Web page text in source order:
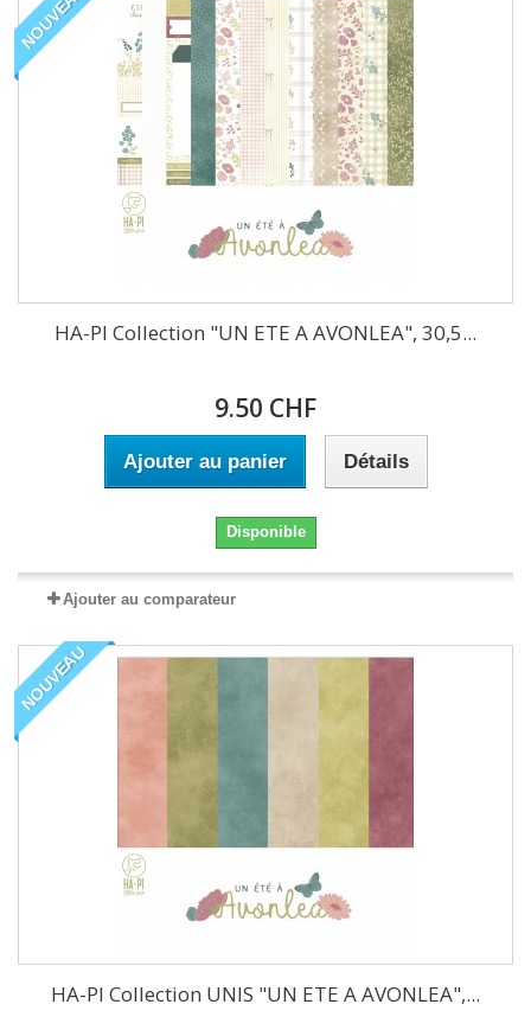
NOUVEAU
HA-PI Collection "UN ETE A AVONLEA", 30,5...
9.50 CHF
Ajouter au panier Détails
Disponible
Ajouter au comparateur
NOUVEAU
HA-PI Collection UNIS "UN ETE A AVONLEA",...